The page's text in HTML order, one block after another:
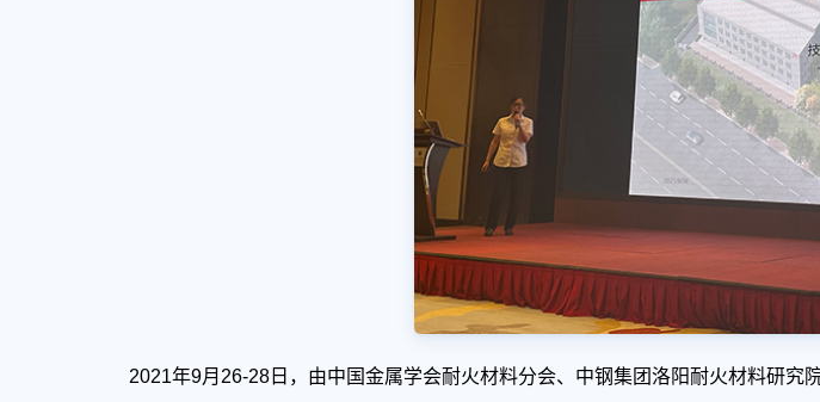
2021年9月26-28日，由中国金属学会耐火材料分会、中钢集团洛阳耐火材料研